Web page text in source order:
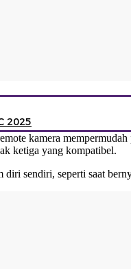
2025
kamera
ketiga yang kompatibel.
sendiri, seperti saat